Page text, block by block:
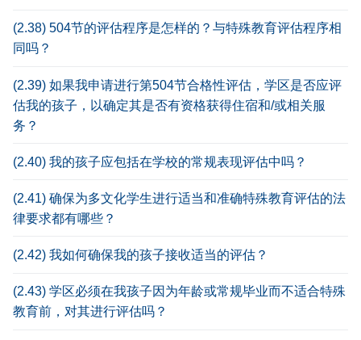
(2.38) 504节的评估程序是怎样的？与特殊教育评估程序相
同吗？
(2.39) 如果我申请进行第504节合格性评估，学区是否应评
估我的孩子，以确定其是否有资格获得住宿和/或相关服
务？
(2.40) 我的孩子应包括在学校的常规表现评估中吗？
(2.41) 确保为多文化学生进行适当和准确特殊教育评估的法
律要求都有哪些？
(2.42) 我如何确保我的孩子接收适当的评估？
(2.43) 学区必须在我孩子因为年龄或常规毕业而不适合特殊
教育前，对其进行评估吗？